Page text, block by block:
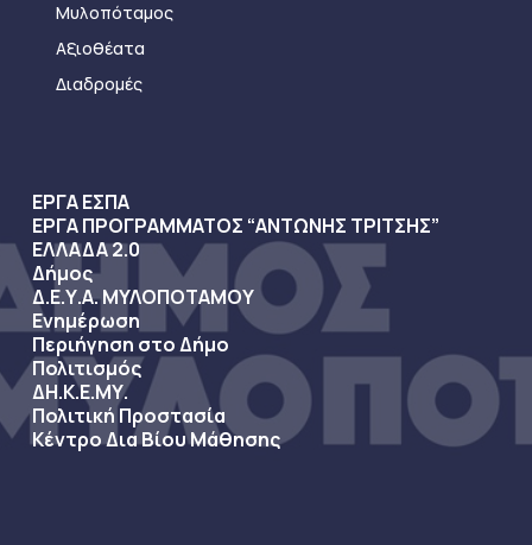
Μυλοπόταμος
Αξιοθέατα
Διαδρομές
ΕΡΓΑ ΕΣΠΑ
ΕΡΓΑ ΠΡΟΓΡΑΜΜΑΤΟΣ “ΑΝΤΩΝΗΣ ΤΡΙΤΣΗΣ”
ΕΛΛΑΔΑ 2.0
Δήμος
Δ.Ε.Υ.Α. ΜΥΛΟΠΟΤΑΜΟΥ
Ενημέρωση
Περιήγηση στο Δήμο
Πολιτισμός
ΔΗ.Κ.Ε.ΜΥ.
Πολιτική Προστασία
Κέντρο Δια Βίου Μάθησης